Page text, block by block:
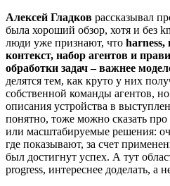
Алексей Гладков рассказывал
была хороший обзор, хотя и без
люди уже признают, что harness,
контекст, набор агентов и
обработки задач – важнее
делятся тем, как круто у них
собственной команды агентов,
описания устройства в
понятно, тоже можно сказать
или масштабируемые решения:
где показывают, за счет
был достигнут успех. А тут
progress, интереснее доделать, а